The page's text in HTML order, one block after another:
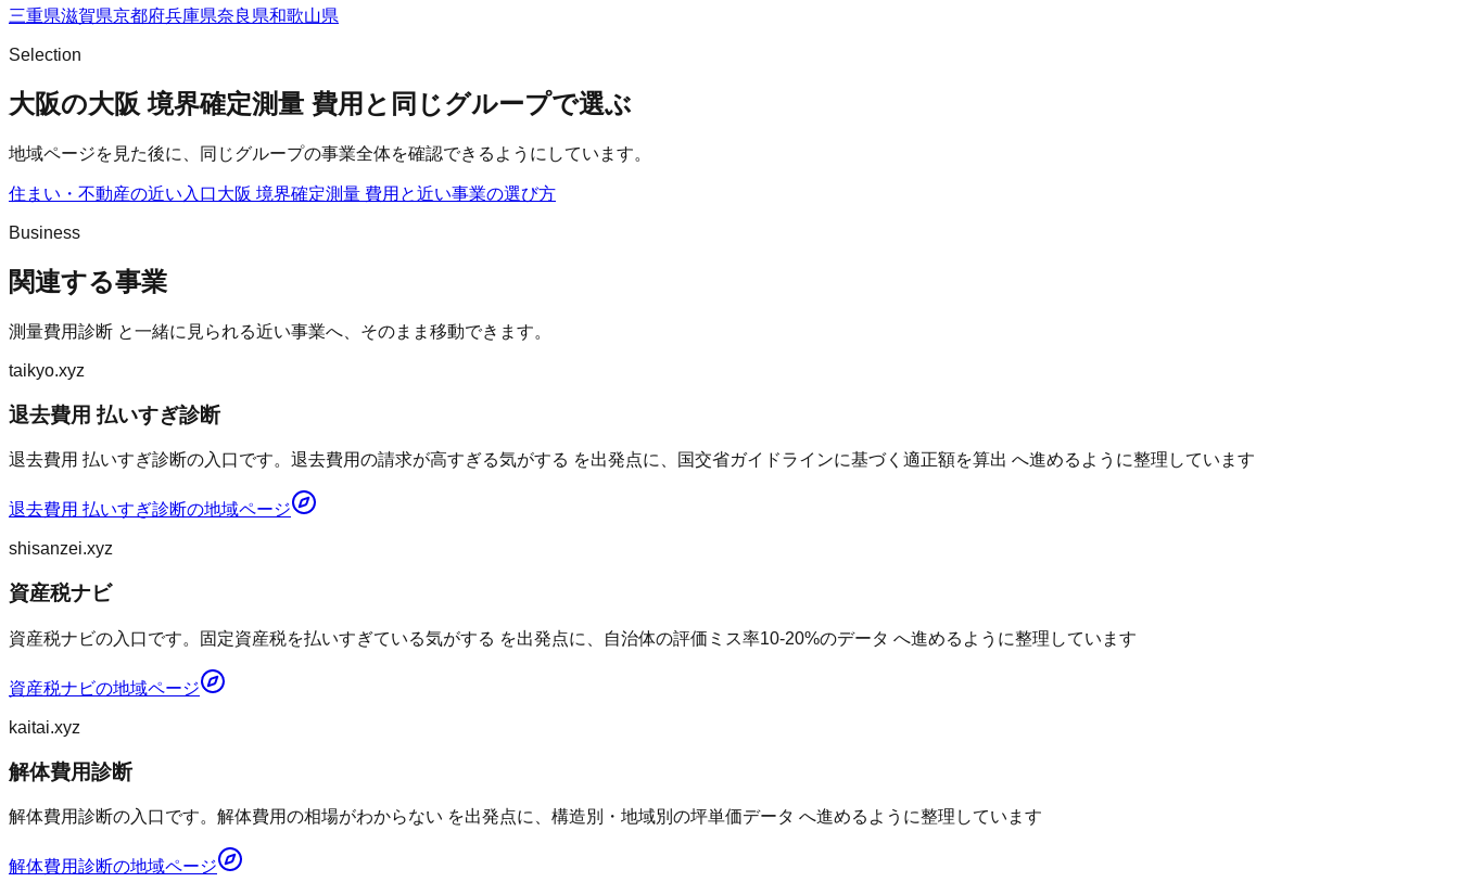
三重県滋賀県京都府兵庫県奈良県和歌山県
Selection
大阪の大阪 境界確定測量 費用と同じグループで選ぶ
地域ページを見た後に、同じグループの事業全体を確認できるようにしています。
住まい・不動産の近い入口大阪 境界確定測量 費用 と近い事業の選び方
Business
関連する事業
測量費用診断 と一緒に見られる近い事業へ、そのまま移動できます。
taikyo.xyz
退去費用 払いすぎ診断
退去費用 払いすぎ診断の入口です。退去費用の請求が高すぎる気がする を出発点に、国交省ガイドラインに基づく適正額を算出 へ進めるように整理しています
退去費用 払いすぎ診断の地域ページ
shisanzei.xyz
資産税ナビ
資産税ナビの入口です。固定資産税を払いすぎている気がする を出発点に、自治体の評価ミス率10-20%のデータ へ進めるように整理しています
資産税ナビの地域ページ
kaitai.xyz
解体費用診断
解体費用診断の入口です。解体費用の相場がわからない を出発点に、構造別・地域別の坪単価データ へ進めるように整理しています
解体費用診断の地域ページ